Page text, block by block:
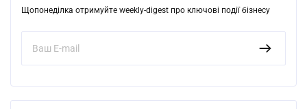
Щопонеділка отримуйте weekly-digest про ключові події бізнесу